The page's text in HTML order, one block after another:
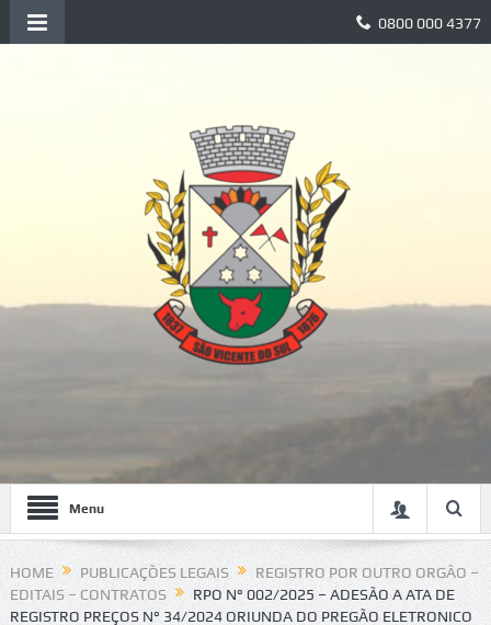
0800 000 4377
Menu
HOME PUBLICAÇÕES LEGAIS
REGISTRO POR OUTRO ORGÃO –
EDITAIS – CONTRATOS
RPO N° 002/2025 – ADESÃO A ATA DE
REGISTRO PREÇOS N° 34/2024 ORIUNDA DO PREGÃO ELETRONICO